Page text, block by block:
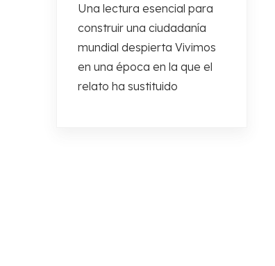
Una lectura esencial para
construir una ciudadanía
mundial despierta Vivimos
en una época en la que el
relato ha sustituido